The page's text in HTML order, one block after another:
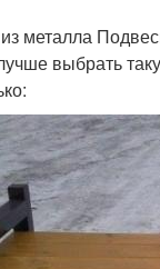
металла
выбрать